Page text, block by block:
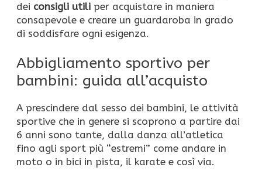
dei consigli utili per acquistare in maniera
consapevole e creare un guardaroba in grado
di soddisfare ogni esigenza.
Abbigliamento sportivo per
bambini: guida all’acquisto
A prescindere dal sesso dei bambini, le attività
sportive che in genere si scoprono a partire dai
6 anni sono tante, dalla danza all’atletica
fino agli sport più “estremi” come andare in
moto o in bici in pista, il karate e così via.